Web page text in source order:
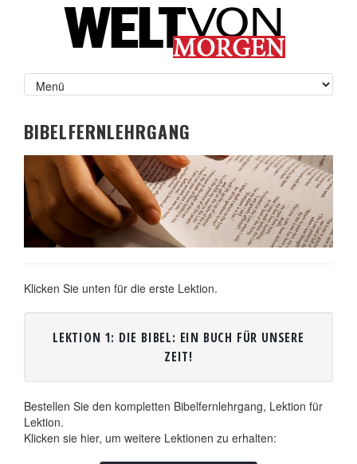
BIBELFERNLEHRGANG
Klicken Sie unten für die erste Lektion.
LEKTION 1: DIE BIBEL: EIN BUCH FÜR UNSERE
ZEIT!
Bestellen Sie den kompletten Bibelfernlehrgang, Lektion für
Lektion.
Klicken sie hier, um weitere Lektionen zu erhalten: